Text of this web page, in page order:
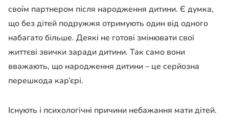
своїм партнером після народження дитини. Є думка,
що без дітей подружжя отримують один від одного
набагато більше. Деякі не готові змінювати свої
життєві звички заради дитини. Так само вони
вважають, що народження дитини – це серйозна
перешкода кар’єрі.
Існують і психологічні причини небажання мати дітей.